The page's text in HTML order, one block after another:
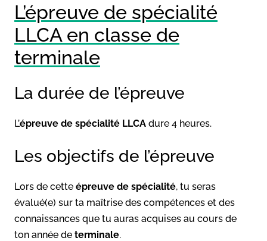
L’épreuve de spécialité
LLCA en classe de
terminale
La durée de l’épreuve
L’épreuve de spécialité LLCA dure 4 heures.
Les objectifs de l’épreuve
Lors de cette épreuve de spécialité, tu seras
évalué(e) sur ta maîtrise des compétences et des
connaissances que tu auras acquises au cours de
ton année de terminale.